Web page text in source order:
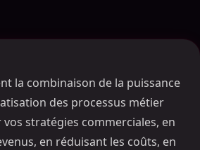
la combinaison de la puissance
des processus métier
stratégies commerciales, en
en réduisant les coûts, en